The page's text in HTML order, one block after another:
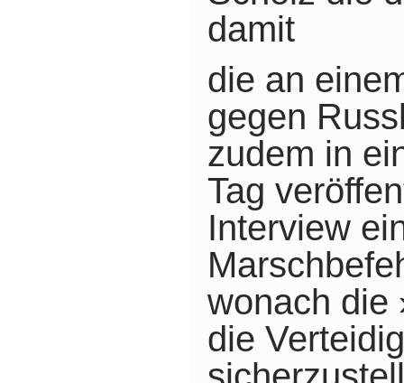
damit
die an
gegen
zudem in
Tag
Interview
wonach die
die